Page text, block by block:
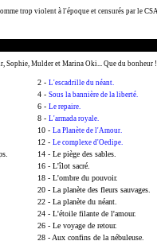
trop violent à l'époque et censurés par le
Sophie, Mulder et Marina Oki... Que du bonheur !
2 - L'escadrille du néant.
4 - Sous la bannière de la liberté.
6 - Le repaire.
8 - L'armada royale.
10 - La Planète de l'Amour.
12 - Le complexe d'Oedipe.
14 - Le piège des sables.
16 - L'îlot sacré.
18 - L'ombre du pouvoir.
20 - La planète des fleurs sauvages.
22 - La planète du néant.
24 - L'étoile filante de l'amour.
26 - Le voyage de retour.
28 - Aux confins de la nébuleuse.